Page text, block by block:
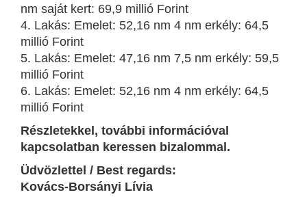
nm saját kert: 69,9 millió Forint
4. Lakás: Emelet: 52,16 nm 4 nm erkély: 64,5
millió Forint
5. Lakás: Emelet: 47,16 nm 7,5 nm erkély: 59,5
millió Forint
6. Lakás: Emelet: 52,16 nm 4 nm erkély: 64,5
millió Forint
Részletekkel, további információval
kapcsolatban keressen bizalommal.
Üdvözlettel / Best regards:
Kovács-Borsányi Lívia